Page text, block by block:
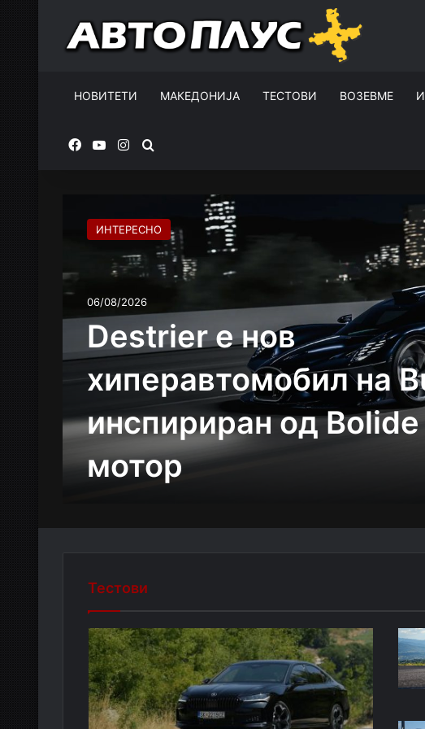
НОВИТЕТИ МАКЕДОНИЈА ТЕСТОВИ ВОЗЕВМЕ
FacebookYouTubeInstagram
ИНТЕРЕСНО
06/08/2026
Destrier е нов
хиперавтомобил на
инспириран од Bolide
мотор
Тестови